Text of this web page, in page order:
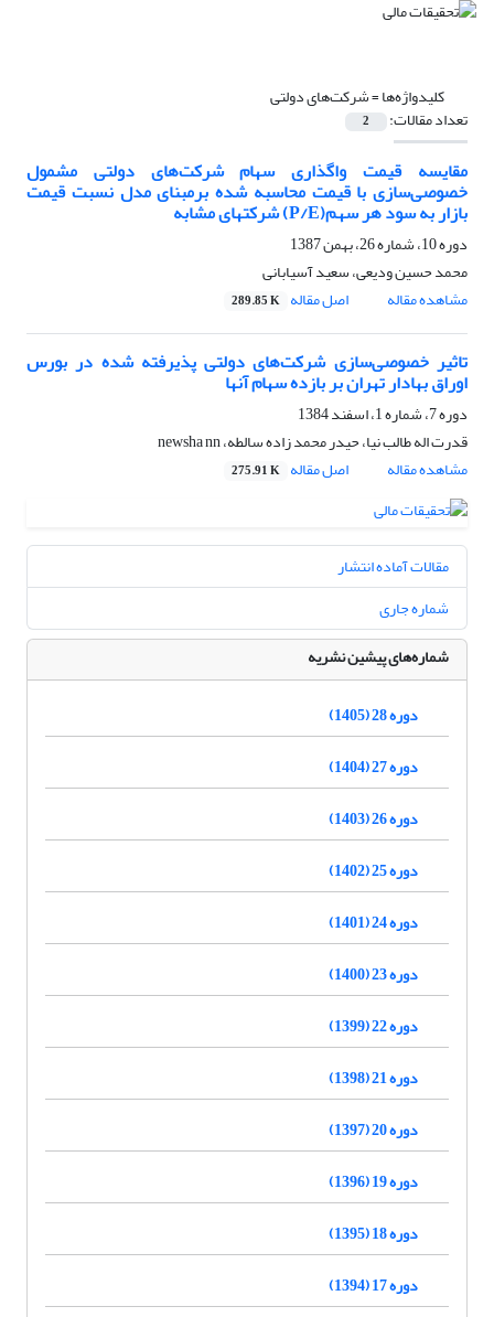
کلیدواژه‌ها =شرکت‌های دولتی
تعداد مقالات: 2
مقایسه قیمت واگذاری سهام شرکت‌های دولتی مشمول
خصوصی‌سازی با قیمت محاسبه شده برمبنای مدل نسبت قیمت
بازار به سود هر سهم(P/E) شرکت‎های مشابه
دوره 10، شماره 26، بهمن 1387
محمد حسین ودیعی، سعید آسیابانی
مشاهده مقاله
اصل مقاله 289.85 K
تاثیر خصوصی‌سازی شرکت‌های دولتی پذیرفته شده در بورس
اوراق بهادار تهران بر بازده سهام آنها
دوره 7، شماره 1، اسفند 1384
قدرت اله طالب نیا، حیدر محمد زاده سالطه، newsha nn
مشاهده مقاله
اصل مقاله 275.91 K
مقالات آماده انتشار
شماره جاری
شماره‌های پیشین نشریه
دوره 28 (1405)
دوره 27 (1404)
دوره 26 (1403)
دوره 25 (1402)
دوره 24 (1401)
دوره 23 (1400)
دوره 22 (1399)
دوره 21 (1398)
دوره 20 (1397)
دوره 19 (1396)
دوره 18 (1395)
دوره 17 (1394)